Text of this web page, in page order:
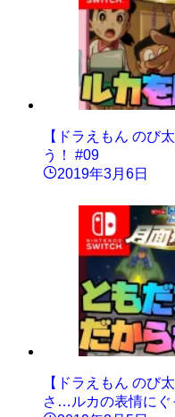
【ドラえもん のび
う！ #09
2019年3月6日
【ドラえもん のび
さ…ルカの表情にぐ